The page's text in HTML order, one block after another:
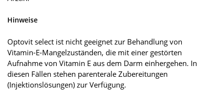
Hinweise
Optovit select ist nicht geeignet zur Behandlung von
Vitamin-E-Mangelzuständen, die mit einer gestörten
Aufnahme von Vitamin E aus dem Darm einhergehen. In
diesen Fällen stehen parenterale Zubereitungen
(Injektionslösungen) zur Verfügung.